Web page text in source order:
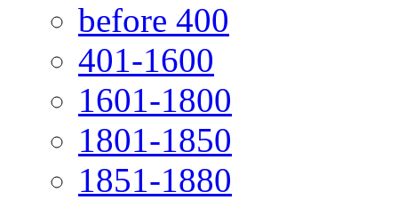
before 400
401-1600
1601-1800
1801-1850
1851-1880